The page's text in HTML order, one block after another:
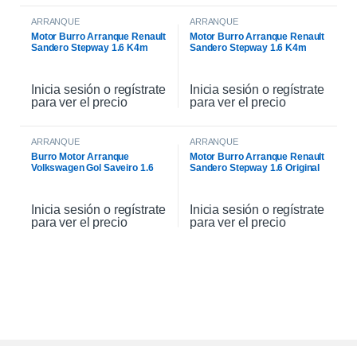
ARRANQUE
Motor Burro Arranque Renault
Sandero Stepway 1.6 K4m
Inicia sesión o regístrate
para ver el precio
ARRANQUE
Motor Burro Arranque Renault
Sandero Stepway 1.6 K4m
Inicia sesión o regístrate
para ver el precio
ARRANQUE
Burro Motor Arranque
Volkswagen Gol Saveiro 1.6
Inicia sesión o regístrate
para ver el precio
ARRANQUE
Motor Burro Arranque Renault
Sandero Stepway 1.6 Original
Inicia sesión o regístrate
para ver el precio